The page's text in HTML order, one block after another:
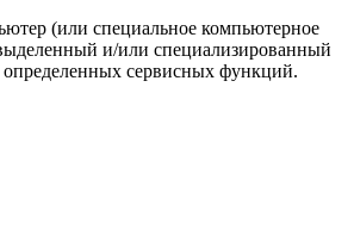
(или специальное компьютерное
и/или специализированный
сервисных функций.